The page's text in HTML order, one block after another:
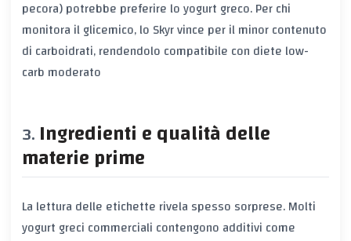
pecora) potrebbe preferire lo yogurt greco. Per chi
monitora il glicemico, lo Skyr vince per il minor contenuto
di carboidrati, rendendolo compatibile con diete low-
carb moderato
Ingredienti e qualità delle
materie prime
La lettura delle etichette rivela spesso sorprese. Molti
yogurt greci commerciali contengono additivi come